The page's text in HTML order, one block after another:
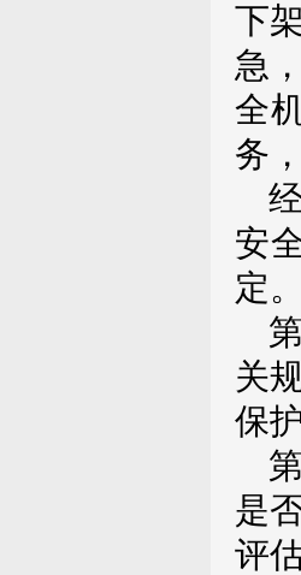
下
急
全
务
安
定
关
保
是
评